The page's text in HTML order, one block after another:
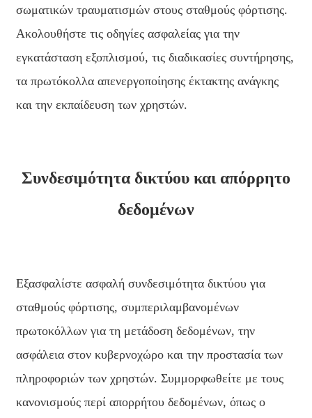
σωματικών τραυματισμών στους σταθμούς φόρτισης.
Ακολουθήστε τις οδηγίες ασφαλείας για την
εγκατάσταση εξοπλισμού, τις διαδικασίες συντήρησης,
τα πρωτόκολλα απενεργοποίησης έκτακτης ανάγκης
και την εκπαίδευση των χρηστών.
Συνδεσιμότητα δικτύου και απόρρητο
δεδομένων
Εξασφαλίστε ασφαλή συνδεσιμότητα δικτύου για
σταθμούς φόρτισης, συμπεριλαμβανομένων
πρωτοκόλλων για τη μετάδοση δεδομένων, την
ασφάλεια στον κυβερνοχώρο και την προστασία των
πληροφοριών των χρηστών. Συμμορφωθείτε με τους
κανονισμούς περί απορρήτου δεδομένων, όπως ο